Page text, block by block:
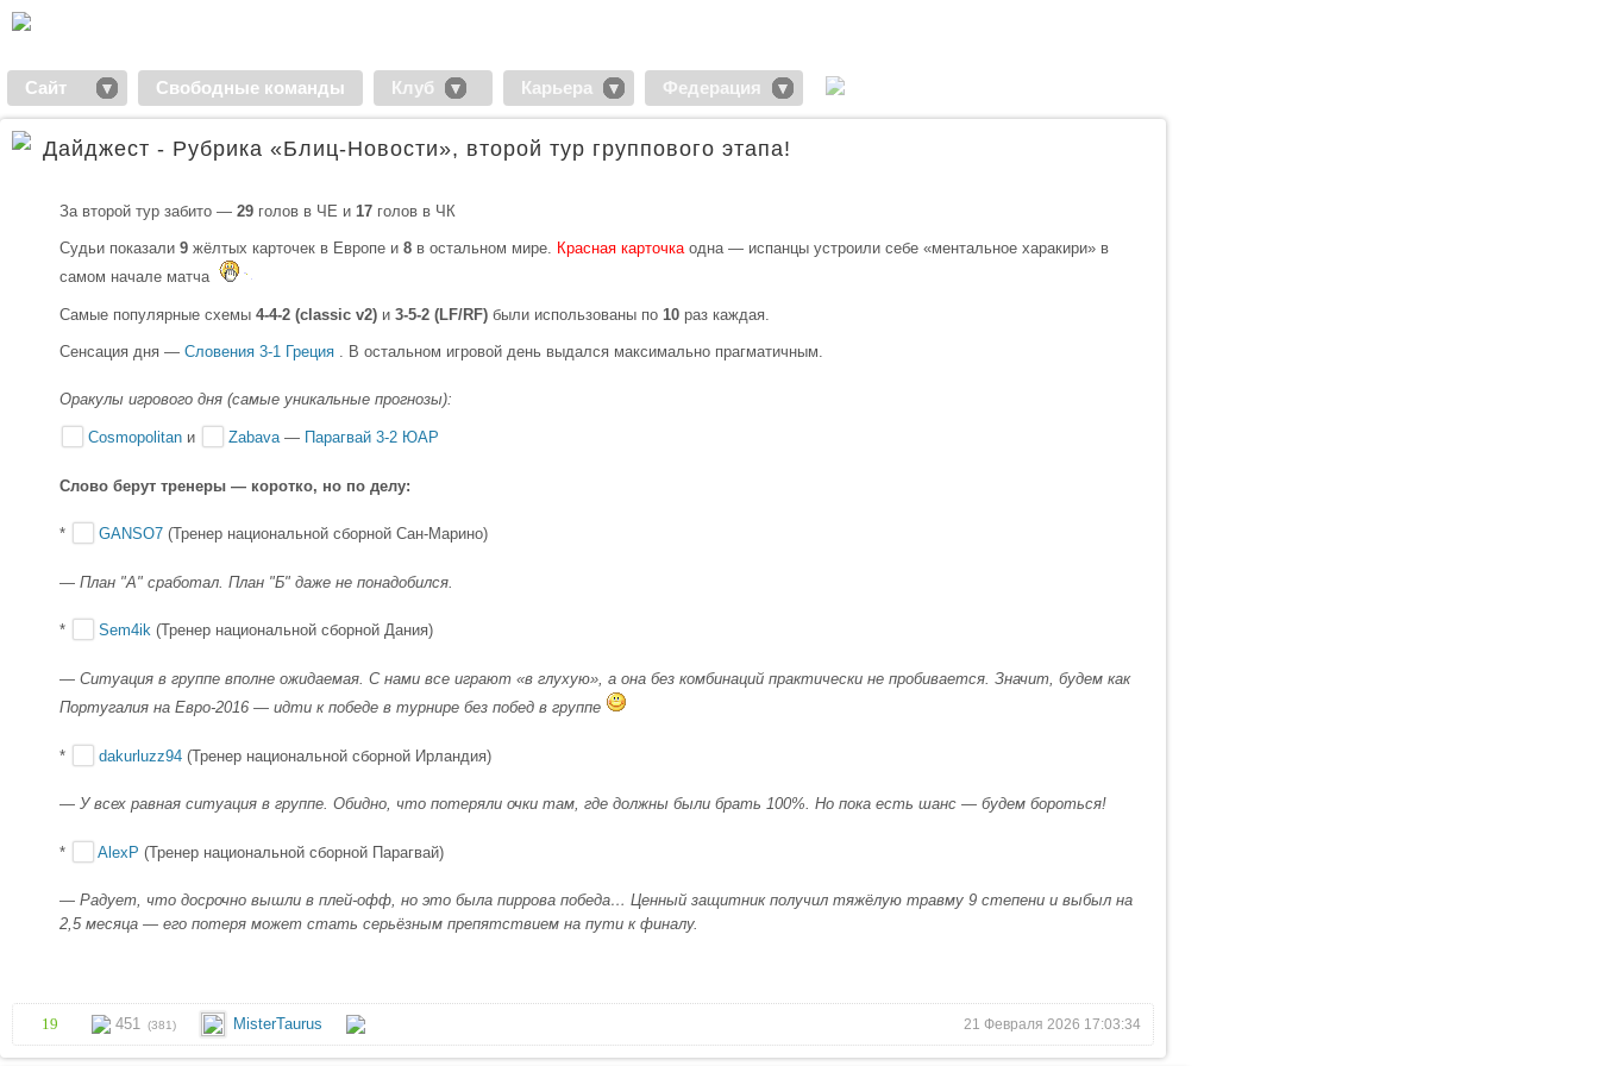
Сайт Свободные команды Клуб Карьера Федерация
Дайджест - Рубрика «Блиц-Новости», второй тур группового этапа!
За второй тур забито — 29 голов в ЧЕ и 17 голов в ЧК
Судьи показали 9 жёлтых карточек в Европе и 8 в остальном мире. Красная карточкаодна — испанцы устроили себе «ментальное харакири» в
самом начале матча
Самые популярные схемы 4-4-2 (classic v2) и 3-5-2 (LF/RF) были использованы по 10 раз каждая.
Сенсация дня — Словения 3-1 Греция . В остальном игровой день выдался максимально прагматичным.
Оракулы игрового дня (самые уникальные прогнозы):
Cosmopolitan и Zabava — Парагвай 3-2 ЮАР
Слово берут тренеры — коротко, но по делу:
* GANSO7 (Тренер национальной сборной Сан-Марино)
— План "А" сработал. План "Б" даже не понадобился.
* Sem4ik (Тренер национальной сборной Дания)
— Ситуация в группе вполне ожидаемая. С нами все играют «в глухую», а она без комбинаций практически не пробивается. Значит, будем как
Португалия на Евро-2016 — идти к победе в турнире без побед в группе
* dakurluzz94 (Тренер национальной сборной Ирландия)
— У всех равная ситуация в группе. Обидно, что потеряли очки там, где должны были брать 100%. Но пока есть шанс — будем бороться!
* AlexP (Тренер национальной сборной Парагвай)
— Радует, что досрочно вышли в плей-офф, но это была пиррова победа… Ценный защитник получил тяжёлую травму 9 степени и выбыл на
2,5 месяца — его потеря может стать серьёзным препятствием на пути к финалу.
19 451 (381) MisterTaurus 21 Февраля 2026 17:03:34